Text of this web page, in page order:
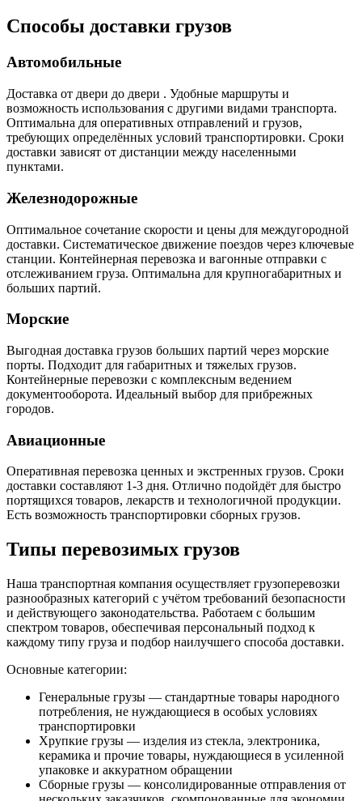
Способы доставки грузов
Автомобильные
Доставка от двери до двери . Удобные маршруты и
возможность использования с другими видами транспорта.
Оптимальна для оперативных отправлений и грузов,
требующих определённых условий транспортировки. Сроки
доставки зависят от дистанции между населенными
пунктами.
Железнодорожные
Оптимальное сочетание скорости и цены для междугородной
доставки. Систематическое движение поездов через ключевые
станции. Контейнерная перевозка и вагонные отправки с
отслеживанием груза. Оптимальна для крупногабаритных и
больших партий.
Морские
Выгодная доставка грузов больших партий через морские
порты. Подходит для габаритных и тяжелых грузов.
Контейнерные перевозки с комплексным ведением
документооборота. Идеальный выбор для прибрежных
городов.
Авиационные
Оперативная перевозка ценных и экстренных грузов. Сроки
доставки составляют 1-3 дня. Отлично подойдёт для быстро
портящихся товаров, лекарств и технологичной продукции.
Есть возможность транспортировки сборных грузов.
Типы перевозимых грузов
Наша транспортная компания осуществляет грузоперевозки
разнообразных категорий с учётом требований безопасности
и действующего законодательства. Работаем с большим
спектром товаров, обеспечивая персональный подход к
каждому типу груза и подбор наилучшего способа доставки.
Основные категории:
Генеральные грузы — стандартные товары народного
потребления, не нуждающиеся в особых условиях
транспортировки
Хрупкие грузы — изделия из стекла, электроника,
керамика и прочие товары, нуждающиеся в усиленной
упаковке и аккуратном обращении
Сборные грузы — консолидированные отправления от